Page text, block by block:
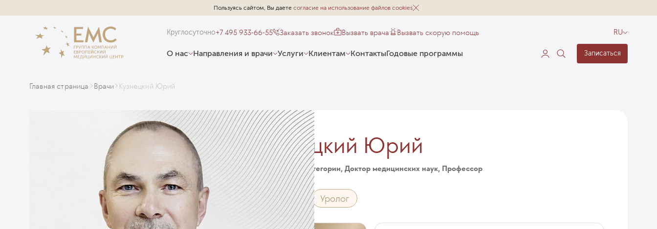
Пользуясь сайтом, Вы даете согласие на использование файлов cookies
Круглосуточно+7 495 933-66-55 Заказать звонок Вызвать врача Вызвать скорую помощь RU
О нас Направления и врачи Услуги Клиентам КонтактыГодовые программы Записаться
Главная страница Врачи Кузнецкий Юрий
Кузнецкий Юрий
Врач высшей категории, Доктор медицинских наук, Профессор
Андролог Уролог